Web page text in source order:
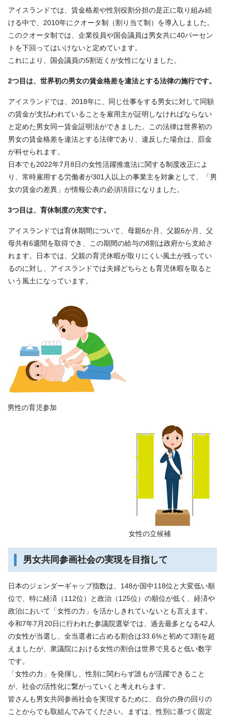
アイスランドでは、賃金格差や性別役割分担の是正に取り組み続
ける中で、2010年にクオータ制（割り当て制）を導入しました。
このクオータ制では、企業役員や国会議員は男女共に40パーセン
トを下回ってはいけないと定めています。
これにより、国会議員の5割近くが女性になりました。
2つ目は、世界初の男女の賃金格差を違法とする法律の施行です。
アイスランドでは、2018年に、同じ仕事をする男女に対して同額
の賃金が支払われていることを雇用主が証明しなければならない
と定めた男女同一賃金証明法ができました。この法律は世界初の
男女の賃金格差を違法とする法律であり、違反した場合は、罰金
が科せられます。
日本でも2022年7月8日の女性活躍推進法に関する制度改正によ
り、常時雇用する労働者が301人以上の事業主を対象として、「男
女の賃金の差異」が情報公表の必須項目になりました。
3つ目は、育休制度の充実です。
アイスランドでは育休期間について、母親6か月、父親6か月、父
母共有6週間を取得でき、この期間の給与の8割は政府から支給さ
れます。日本では、父親の育児休暇が取りにくい風土が残ってい
るのに対し、アイスランドでは夫婦どちらとも育児休暇を取ると
いう風土になっています。
男性の育児参加
女性の立候補
男女共同参画社会の実現を目指して
日本のジェンダーギャップ指数は、148か国中118位と大変低い順
位で、特に経済（112位）と政治（125位）の順位が低く、経済や
政治において「女性の力」を活かしきれていないとも言えます。
令和7年7月20日に行われた参議院選挙では、過去最多となる42人
の女性が当選し、全当選者に占める割合は33.6%と初めて3割を超
えましたが、衆議院における女性の割合は世界で見ると低い数字
です。
「女性の力」を発揮し、性別に関わらず誰もが活躍できること
が、社会の活性化に繋がっていくと考えれらます。
皆さんも男女共同参画社会を実現するために、自分の身の回りの
ことからでも取組んでみてください。まずは、性別に基づく固定